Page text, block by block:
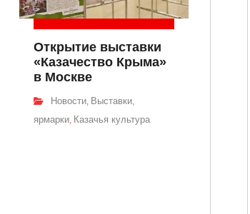
Открытие выставки
«Казачество Крыма»
в Москве
Новости, Выставки,
ярмарки, Казачья культура